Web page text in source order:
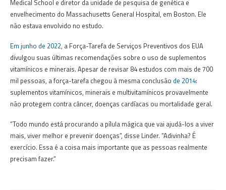
Medical School e diretor da unidade de pesquisa de genética e
envelhecimento do Massachusetts General Hospital, em Boston. Ele
não estava envolvido no estudo.
Em junho de 2022, a Força-Tarefa de Serviços Preventivos dos EUA
divulgou suas últimas recomendações sobre o uso de suplementos
vitamínicos e minerais. Apesar de revisar 84 estudos com mais de 700
mil pessoas, a força-tarefa chegou à mesma conclusão de 2014:
suplementos vitamínicos, minerais e multivitamínicos provavelmente
não protegem contra câncer, doenças cardíacas ou mortalidade geral.
“Todo mundo está procurando a pílula mágica que vai ajudá-los a viver
mais, viver melhor e prevenir doenças”, disse Linder. “Adivinha? É
exercício. Essa é a coisa mais importante que as pessoas realmente
precisam fazer.”